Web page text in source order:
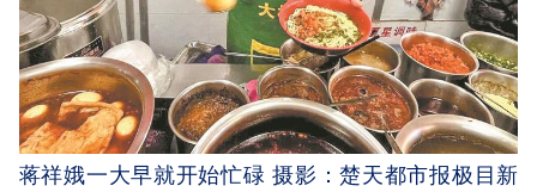
蒋祥娥一大早就开始忙碌 摄影：楚天都市报极目新